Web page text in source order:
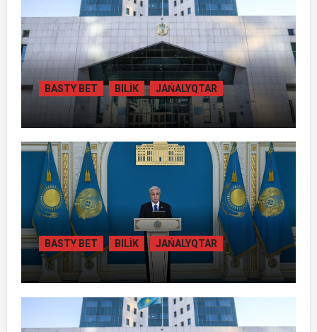
BASTY BET BILİK JAŃALYQTAR
ЖАМБЫЛ ОБЛЫСЫНДА
ҚАЙТАРЫЛҒАН АКТИВТЕР ЕСЕБІНЕН
84 МЫҢ ТҰРҒЫН ТҰРАҚТЫ ГАЗБЕН
ҚАМТЫЛАДЫ
BASTY BET BILİK JAŃALYQTAR
ТОҚАЕВ БІРНЕШЕ ІРІ АВТОЖОЛ
ЖОБАСЫНЫҢ ҚҰРЫЛЫСЫН РЕСМИ
ТҮРДЕ БАСТАП БЕРДІ